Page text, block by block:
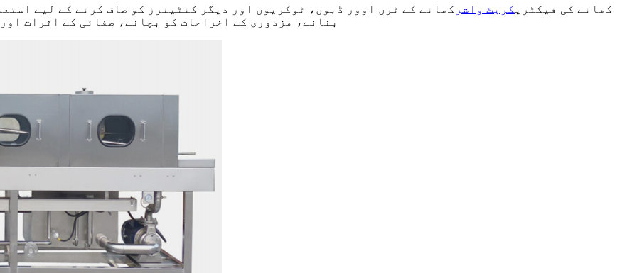
کھانے کی فیکٹری کریٹ واشر کھانے کے ٹرن اوور ڈبوں، ٹوکریوں اور دیگر کنٹینرز کو صاف کرنے کے لیے
بنانے، مزدوری کے اخراجات کو بچانے، صفائی کے اثرات